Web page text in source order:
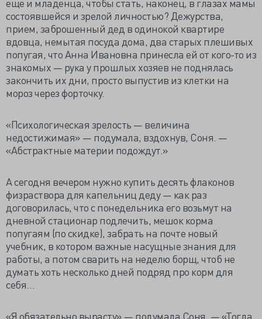
состоявшейся и зрелой личностью? Дежурства,
прием, заброшенный дед в одинокой квартире
вдовца, немытая посуда дома, два старых плешивых
попугая, что Анна Ивановна принесла ей от кого-то из
знакомых — рука у прошлых хозяев не поднялась
закончить их дни, просто выпустив из клетки на
мороз через форточку.
«Психологическая зрелость — величина
недостижимая» — подумала, вздохнув, Соня. —
«Абстрактные материи подождут.»
А сегодня вечером нужно купить десять флаконов
физраствора для капельниц деду — как раз
договорилась, что с понедельника его возьмут на
дневной стационар подлечить, мешок корма
попугаям (по скидке), забрать на почте новый
учебник, в котором важные насущные знания для
работы, а потом сварить на неделю борщ, чтоб не
думать хоть несколько дней подряд про корм для
себя…
«Я обязательно вырасту» — подумала Соня. — «Тогда